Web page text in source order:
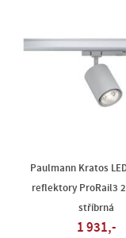
Paulmann Kratos
reflektory ProRail3
stříbrná
1 931,-